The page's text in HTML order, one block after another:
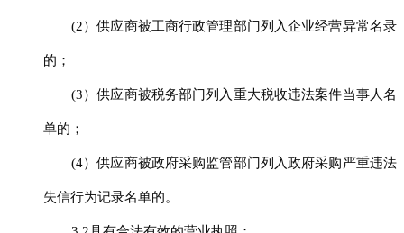
(2）供应商被工商行政管理部门列入企业经营异常名录
的；
(3）供应商被税务部门列入重大税收违法案件当事人名
单的；
(4）供应商被政府采购监管部门列入政府采购严重违法
失信行为记录名单的。